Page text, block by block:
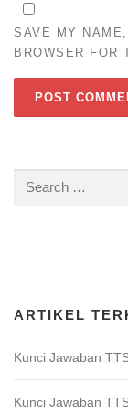
SAVE MY
BROWSER FOR
Search
ARTIKEL
Kunci Jawaban
Kunci Jawaban